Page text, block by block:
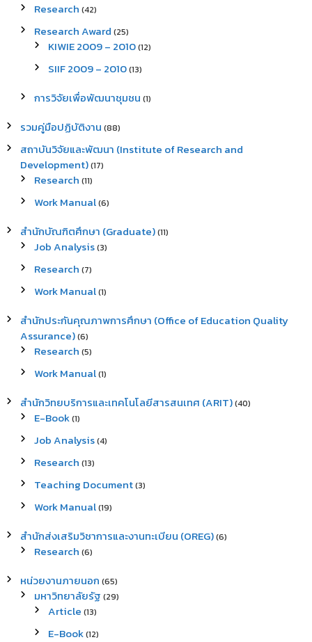
Research (42)
Research Award (25)
KIWIE 2009 – 2010(12)
SIIF 2009 – 2010(13)
การวิจัยเพื่อพัฒนาชุมชน (1)
รวมคู่มือปฏิบัติงาน (88)
สถาบันวิจัยและพัฒนา (Institute of Research and
Development)(17)
Research (11)
Work Manual(6)
สำนักบัณฑิตศึกษา (Graduate)(11)
Job Analysis(3)
Research (7)
Work Manual(1)
สำนักประกันคุณภาพการศึกษา (Office of Education Quality
Assurance)(6)
Research (5)
Work Manual(1)
สำนักวิทยบริการและเทคโนโลยีสารสนเทศ (ARIT)(40)
E-Book(1)
Job Analysis(4)
Research (13)
Teaching Document(3)
Work Manual(19)
สำนักส่งเสริมวิชาการและงานทะเบียน (OREG)(6)
Research (6)
หน่วยงานภายนอก (65)
มหาวิทยาลัยรัฐ (29)
Article (13)
E-Book(12)